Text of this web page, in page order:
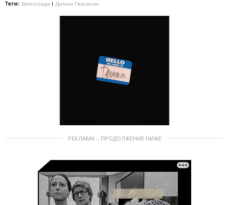
Теги: Balenciaga Демна Гвасалия
РЕКЛАМА – ПРОДОЛЖЕНИЕ НИЖЕ